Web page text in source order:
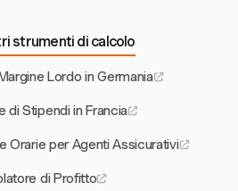
strumenti di calcolo
Lordo in Germania
di Stipendi in Francia
Orarie per Agenti Assicurativi
di Profitto